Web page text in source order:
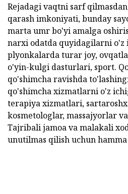
Rejadagi vaqtni sarf
qarash imkoniyati, bunday
marta umr bo'yi amalga
narxi odatda quyidagilarni o'z
plyonkalarda turar joy,
o'yin-kulgi dasturlari, sport.
qo'shimcha ravishda
qo'shimcha xizmatlarni o'z
terapiya xizmatlari,
kosmetologlar, massajyorlar
Tajribali jamoa va malakali
unutilmas qilish uchun